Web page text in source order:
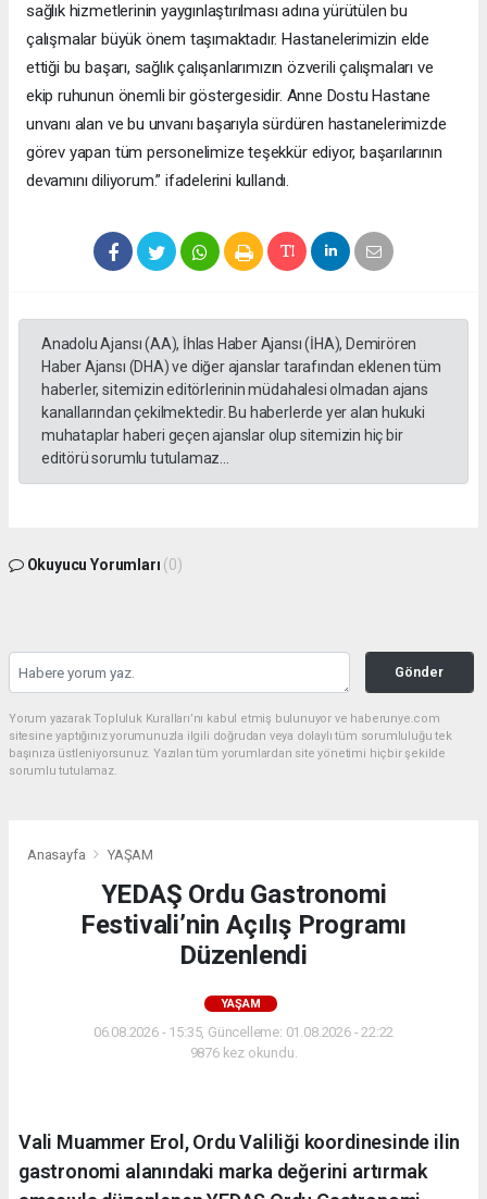
sağlık hizmetlerinin yaygınlaştırılması adına yürütülen bu
çalışmalar büyük önem taşımaktadır. Hastanelerimizin elde
ettiği bu başarı, sağlık çalışanlarımızın özverili çalışmaları ve
ekip ruhunun önemli bir göstergesidir. Anne Dostu Hastane
unvanı alan ve bu unvanı başarıyla sürdüren hastanelerimizde
görev yapan tüm personelimize teşekkür ediyor, başarılarının
devamını diliyorum.” ifadelerini kullandı.
Anadolu Ajansı (AA), İhlas Haber Ajansı (İHA), Demirören
Haber Ajansı (DHA) ve diğer ajanslar tarafından eklenen tüm
haberler, sitemizin editörlerinin müdahalesi olmadan ajans
kanallarından çekilmektedir. Bu haberlerde yer alan hukuki
muhataplar haberi geçen ajanslar olup sitemizin hiç bir
editörü sorumlu tutulamaz...
Okuyucu Yorumları (0)
Gönder
Yorum yazarak Topluluk Kuralları’nı kabul etmiş bulunuyor ve haberunye.com
sitesine yaptığınız yorumunuzla ilgili doğrudan veya dolaylı tüm sorumluluğu tek
başınıza üstleniyorsunuz. Yazılan tüm yorumlardan site yönetimi hiçbir şekilde
sorumlu tutulamaz.
Anasayfa YAŞAM
YEDAŞ Ordu Gastronomi
Festivali’nin Açılış Programı
Düzenlendi
YAŞAM
06.08.2026 - 15:35, Güncelleme: 01.08.2026 - 22:22
9876 kez okundu.
Vali Muammer Erol, Ordu Valiliği koordinesinde ilin
gastronomi alanındaki marka değerini artırmak